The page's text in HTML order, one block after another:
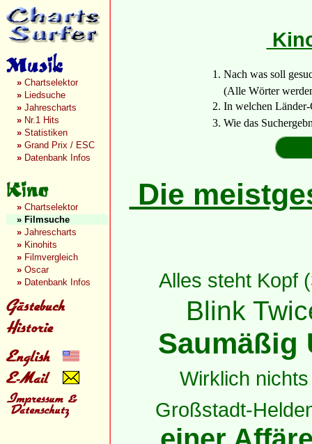
» Chartselektor
» Liedsuche
» Jahrescharts
» Nr.1 Hits
» Statistiken
» Grand Prix / ESC
» Datenbank Infos
» Chartselektor
» Filmsuche
» Jahrescharts
» Kinohits
» Filmvergleich
» Oscar
» Datenbank Infos
1. Nach was soll
(Alle Wörter
2. In welchen Länder-
3. Wie das
Die
Alles steht Kopf
Blink
Saumäßig
Wirklich
Großstadt-